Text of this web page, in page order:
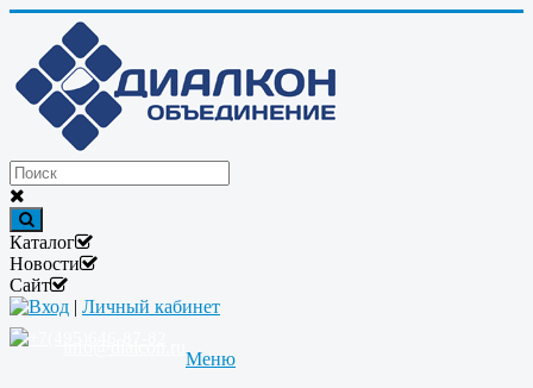
Каталог
Новости
Сайт
Вход | Личный кабинет
Меню